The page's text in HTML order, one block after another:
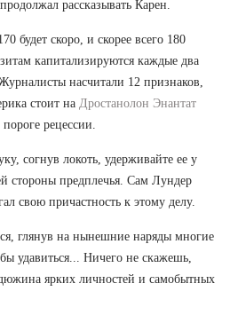
рассказывать Карен.
будет скоро, и скорее всего 180
капитализируются каждые два
насчитали 12 признаков,
стоит на Дростанолон Энантат
пороге рецессии.
согнув локоть, удерживайте ее у
стороны предплечья. Сам Лундер
свою причастность к этому делу.
глянув на нынешние наряды многие
удавиться... Ничего не скажешь,
ярких личностей и самобытных